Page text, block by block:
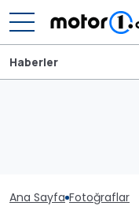
Haberler
Ana Sayfa Fotoğraflar